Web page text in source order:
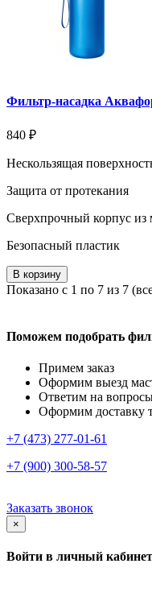
Фильтр-насадка
840 ₽
Нескользящая
Защита от протекания
Сверхпрочный корпус из
Безопасный пластик
В корзину
Показано с 1 по 7 из 7
Поможем подобрать
Примем заказ
Оформим выезд
Ответим на
Оформим доставку
+7 (473) 277-01-61
+7 (900) 300-58-57
Заказать звонок
×
Войти в личный кабинет